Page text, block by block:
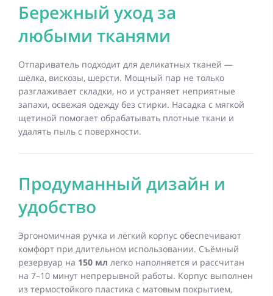
Бережный уход за
любыми тканями
Отпариватель подходит для деликатных тканей —
шёлка, вискозы, шерсти. Мощный пар не только
разглаживает складки, но и устраняет неприятные
запахи, освежая одежду без стирки. Насадка с мягкой
щетиной помогает обрабатывать плотные ткани и
удалять пыль с поверхности.
Продуманный дизайн и
удобство
Эргономичная ручка и лёгкий корпус обеспечивают
комфорт при длительном использовании. Съёмный
резервуар на 150 мл легко наполняется и рассчитан
на 7–10 минут непрерывной работы. Корпус выполнен
из термостойкого пластика с матовым покрытием,